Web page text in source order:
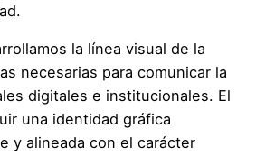
la línea visual de la
necesarias para comunicar la
digitales e institucionales. El
una identidad gráfica
y alineada con el carácter